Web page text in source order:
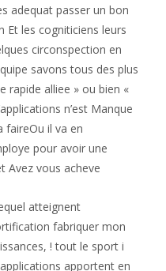
adequat passer un bon
Et les cogniticiens leurs
circonspection en
savons tous des plus
rapide alliee » ou bien «
n’est Manque
faireOu il va en
pour avoir une
Avez vous acheve
atteignent
fabriquer mon
! tout le sport i
apportent en